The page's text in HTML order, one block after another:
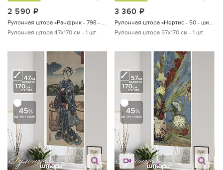
2 590
Рулонная штора «Ранфрик - 798 - ширина 47 см»
Рулонная штора 47х170 см - 1 шт.
3 360
Рулонная штора «Нертис - 50 - ширина 57 см»
Рулонная штора 57х170 см - 1 шт.